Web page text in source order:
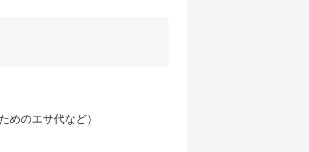
のエサ代など）